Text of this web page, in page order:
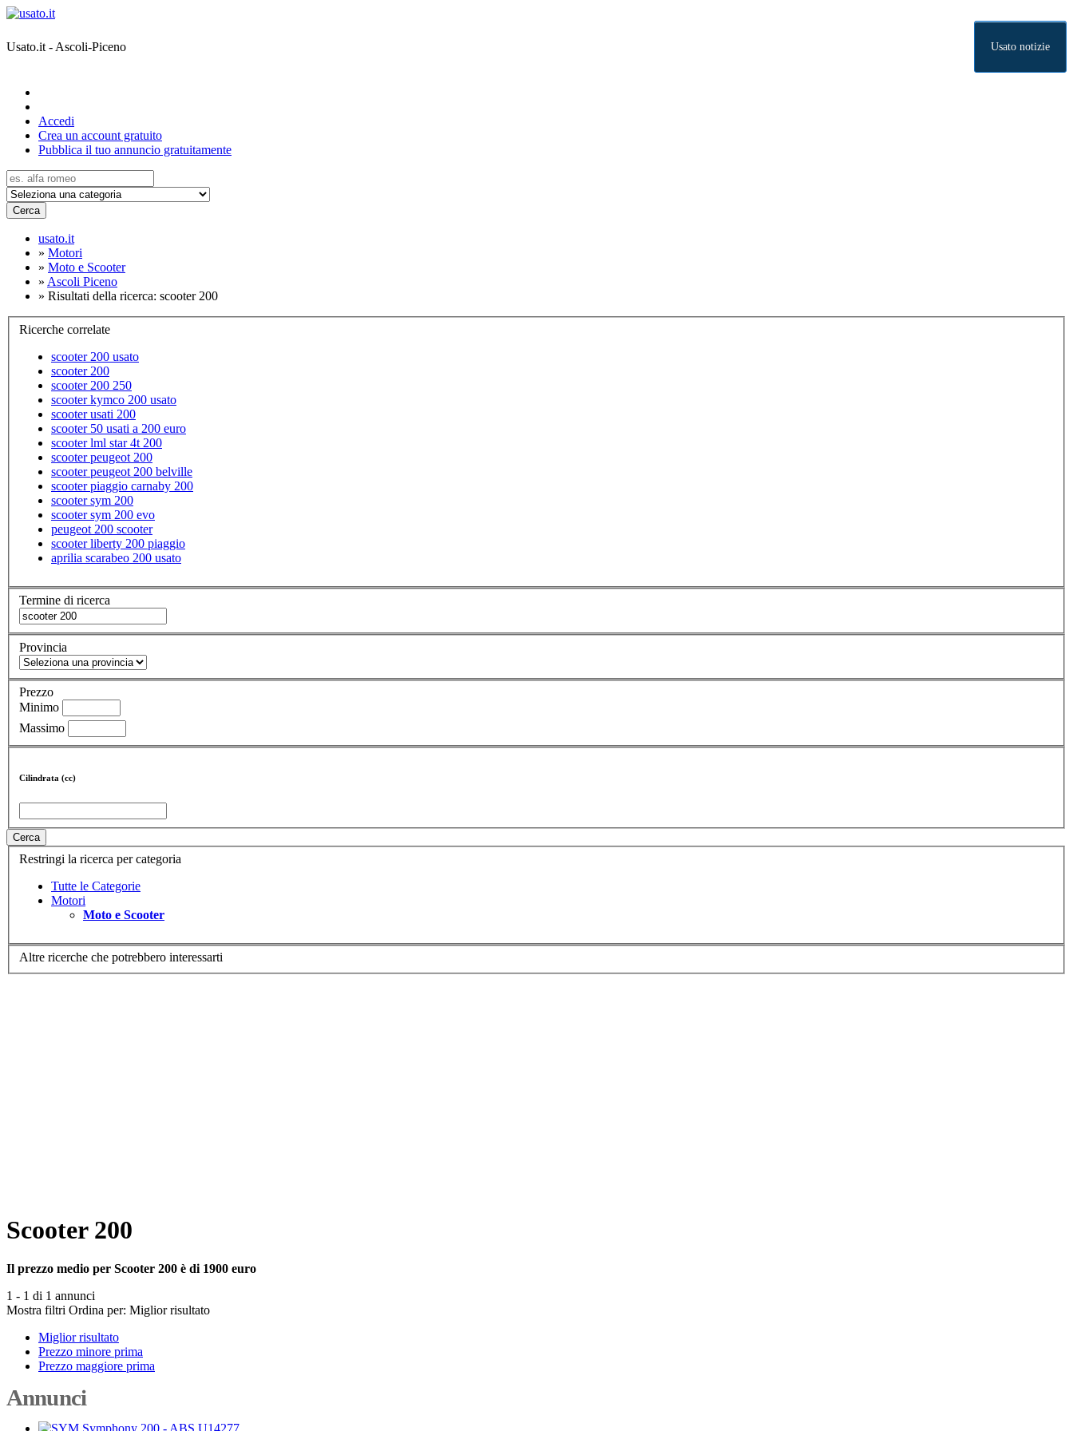
Usato.it - Ascoli-Piceno Usato notizie
Accedi
Crea un account gratuito
Pubblica il tuo annuncio gratuitamente
Cerca
usato.it
» Motori
» Moto e Scooter
» Ascoli Piceno
» Risultati della ricerca: scooter 200
Ricerche correlate
scooter 200 usato
scooter 200
scooter 200 250
scooter kymco 200 usato
scooter usati 200
scooter 50 usati a 200 euro
scooter lml star 4t 200
scooter peugeot 200
scooter peugeot 200 belville
scooter piaggio carnaby 200
scooter sym 200
scooter sym 200 evo
peugeot 200 scooter
scooter liberty 200 piaggio
aprilia scarabeo 200 usato
Termine di ricerca
Provincia
Prezzo
Minimo
Massimo
Cilindrata (cc)
Cerca
Restringi la ricerca per categoria
Tutte le Categorie
Motori
Moto e Scooter
Altre ricerche che potrebbero interessarti
Scooter 200
Il prezzo medio per Scooter 200 è di 1900 euro
1 - 1 di 1 annunci
Mostra filtri Ordina per: Miglior risultato
Miglior risultato
Prezzo minore prima
Prezzo maggiore prima
Annunci